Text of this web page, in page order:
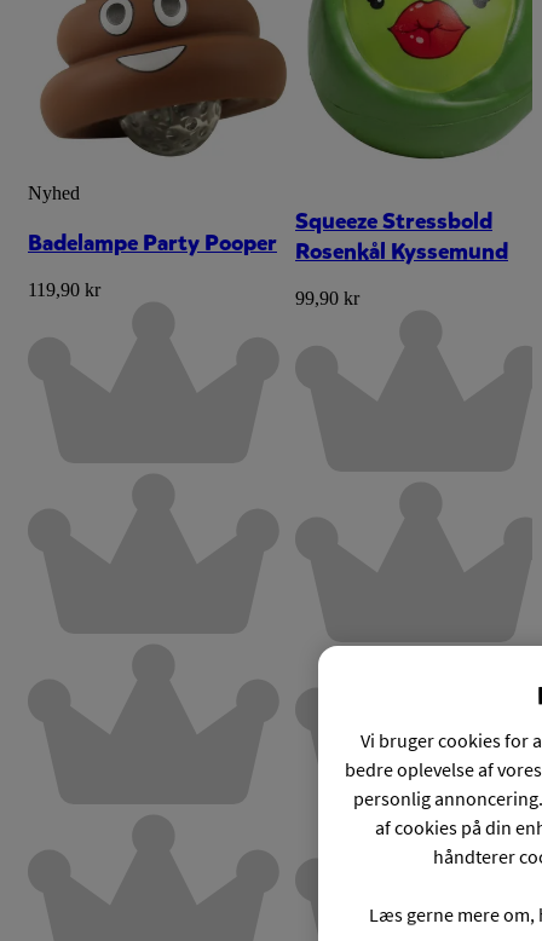
Nyhed
Badelampe Party Pooper
119,90 kr
Squeeze Stressbold
Rosenkål Kyssemund
99,90 kr
Vi bruger cookies for
bedre oplevelse af
personlig
af cookies på din
håndterer
Læs gerne mere